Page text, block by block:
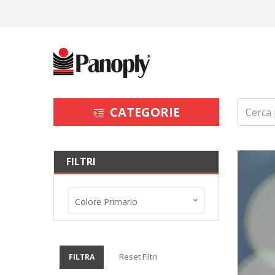
CATEGORIE
FILTRI
Colore Primario
FILTRA Reset Filtri